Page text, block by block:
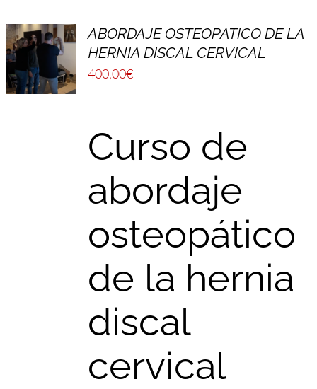
ABORDAJE OSTEOPATICO DE LA
HERNIA DISCAL CERVICAL
400,00€
Curso de
abordaje
osteopático
de la hernia
discal
cervical